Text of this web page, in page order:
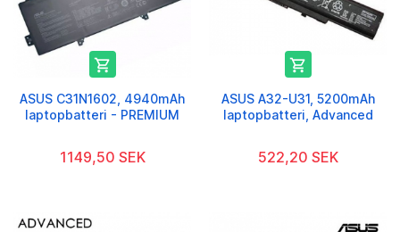

ASUS C31N1602, 4940mAh
laptopbatteri - PREMIUM
1149,50 SEK

ASUS A32-U31, 5200mAh
laptopbatteri, Advanced
522,20 SEK